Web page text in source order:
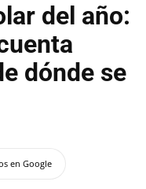
del año:
dónde se
en Google